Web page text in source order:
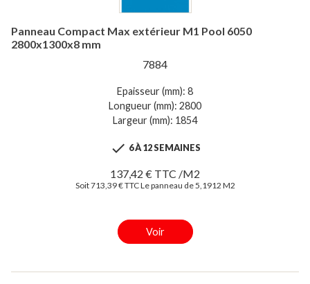
Panneau Compact Max extérieur M1 Pool 6050
2800x1300x8 mm
7884
Epaisseur (mm): 8
Longueur (mm): 2800
Largeur (mm): 1854
 6 À 12 SEMAINES
137,42 € TTC /M2
Soit 713,39 € TTC Le panneau de 5,1912 M2
Voir